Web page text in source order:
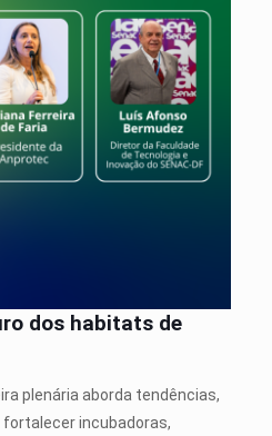
dos habitats de
plenária aborda tendências,
incubadoras,